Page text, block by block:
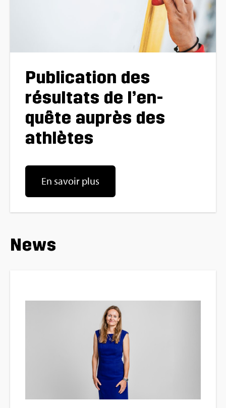
Publi­ca­tion des
résul­tats de l’en­
quête auprès des
ath­lètes
En savoir plus
News